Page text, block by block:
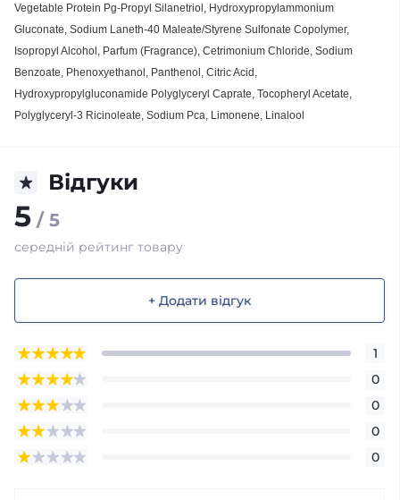
Vegetable Protein Pg-Propyl Silanetriol, Hydroxypropylammonium
Gluconate, Sodium Laneth-40 Maleate/Styrene Sulfonate Copolymer,
Isopropyl Alcohol, Parfum (Fragrance), Cetrimonium Chloride, Sodium
Benzoate, Phenoxyethanol, Panthenol, Citric Acid,
Hydroxypropylgluconamide Polyglyceryl Caprate, Tocopheryl Acetate,
Polyglyceryl-3 Ricinoleate, Sodium Pca, Limonene, Linalool
Відгуки
5 / 5
середній рейтинг товару
+ Додати відгук
1
0
0
0
0